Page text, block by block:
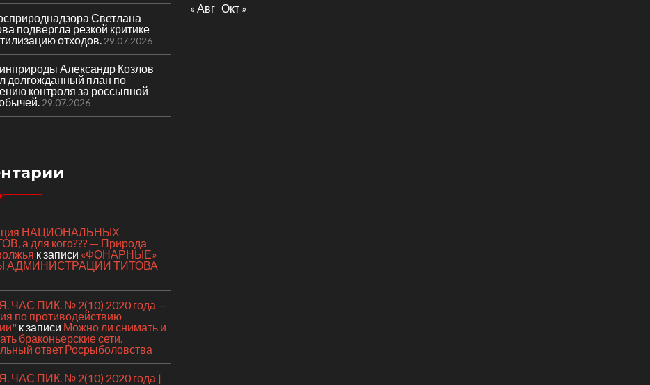
Светлана
подвергла резкой критике
отходов. 29.07.2026
Александр Козлов
долгожданный план по
контроля за россыпной
29.07.2026
НАЦИОНАЛЬНЫХ
а для кого??? — Природа
к записи «ФОНАРНЫЕ»
АДМИНИСТРАЦИИ ТИТОВА
ЧАС ПИК. № 2(10) 2020 года —
по противодействию
к записи Можно ли снимать и
браконьерские сети.
ответ Росрыболовства
ЧАС ПИК. № 2(10) 2020 года |
« Авг Окт »